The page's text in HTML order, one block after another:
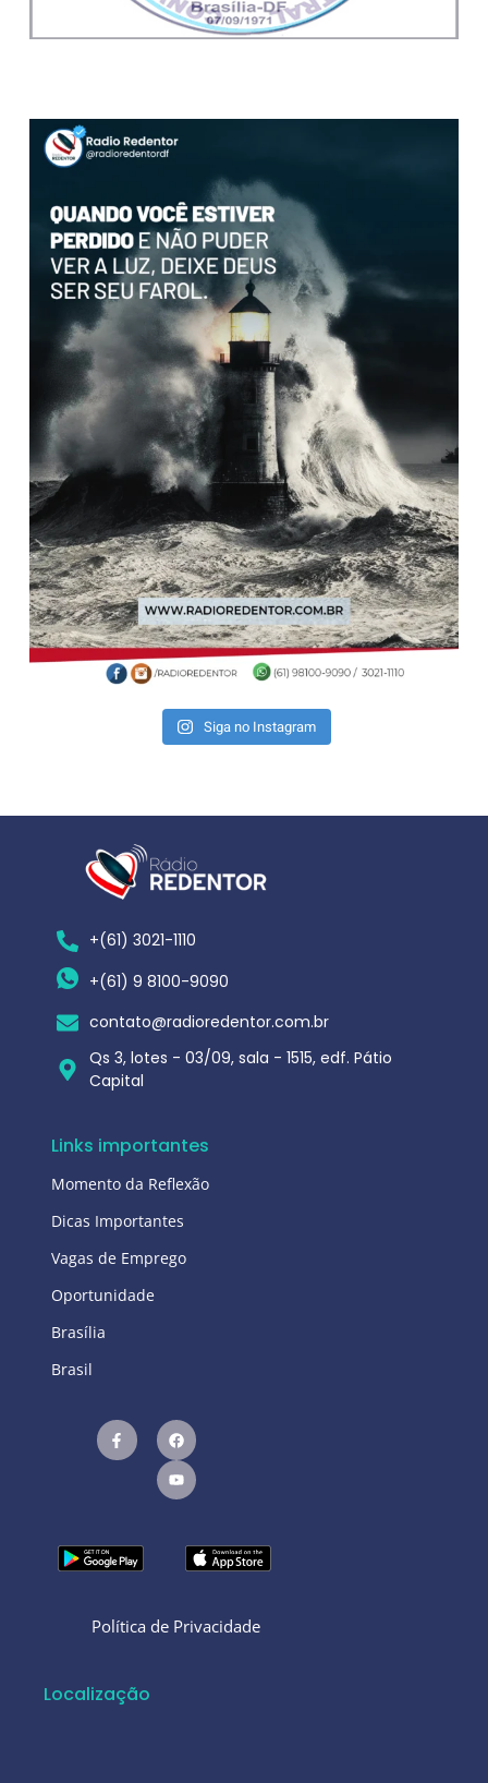
Siga no Instagram
+(61) 3021-1110
+(61) 9 8100-9090
contato@radioredentor.com.br
Qs 3, lotes - 03/09, sala - 1515, edf. Pátio
Capital
Links importantes
Momento da Reflexão
Dicas Importantes
Vagas de Emprego
Oportunidade
Brasília
Brasil
Política de Privacidade
Localização